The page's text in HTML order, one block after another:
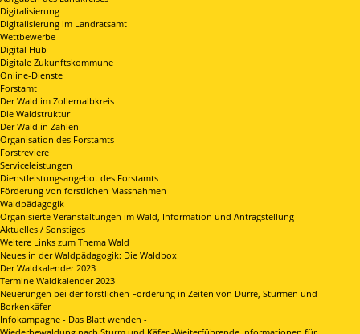
Digitalisierung
Digitalisierung im Landratsamt
Wettbewerbe
Digital Hub
Digitale Zukunftskommune
Online-Dienste
Forstamt
Der Wald im Zollernalbkreis
Die Waldstruktur
Der Wald in Zahlen
Organisation des Forstamts
Forstreviere
Serviceleistungen
Dienstleistungsangebot des Forstamts
Förderung von forstlichen Massnahmen
Waldpädagogik
Organisierte Veranstaltungen im Wald, Information und Antragstellung
Aktuelles / Sonstiges
Weitere Links zum Thema Wald
Neues in der Waldpädagogik: Die Waldbox
Der Waldkalender 2023
Termine Waldkalender 2023
Neuerungen bei der forstlichen Förderung in Zeiten von Dürre, Stürmen und
Borkenkäfer
Infokampagne - Das Blatt wenden -